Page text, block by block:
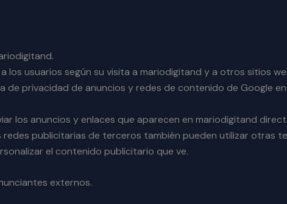
los usuarios según su visita a mariodigitand y a otros sitios
privacidad de anuncios y redes de contenido de Google en
los anuncios y enlaces que aparecen en mariodigitand
publicitarias de terceros también pueden utilizar otras
el contenido publicitario que ve.
externos.